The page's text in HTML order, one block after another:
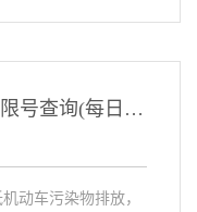
yy易游体育怎么样:2026北京限号查询(每日更新)
动车污染物排放，